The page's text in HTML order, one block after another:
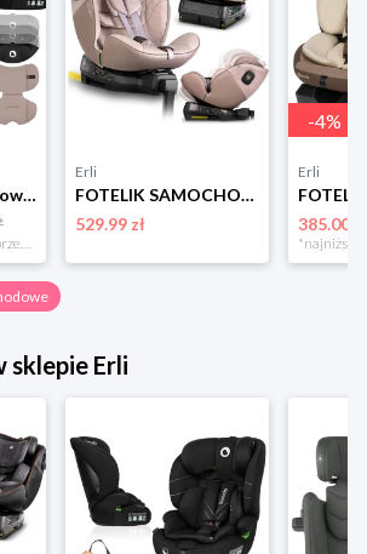
Fotelik samochodowy 76-150cm SZEROKIE SIEDZISKO 9-36kg Lionelo LEVI I-SIZE
*najniższa cena z 30 dni przed obniżką
Erli
FOTELIK SAMOCHODOWY OBROTOWY z NOGĄ 0-36KG ISOFIX NUKIDO I-SIZE 40-150cm
529.99 zł
-4%
Erli
385.00 zł
sklepie Erli